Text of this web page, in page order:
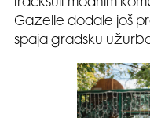
tracksuit modnim
Gazelle dodale još
spaja gradsku